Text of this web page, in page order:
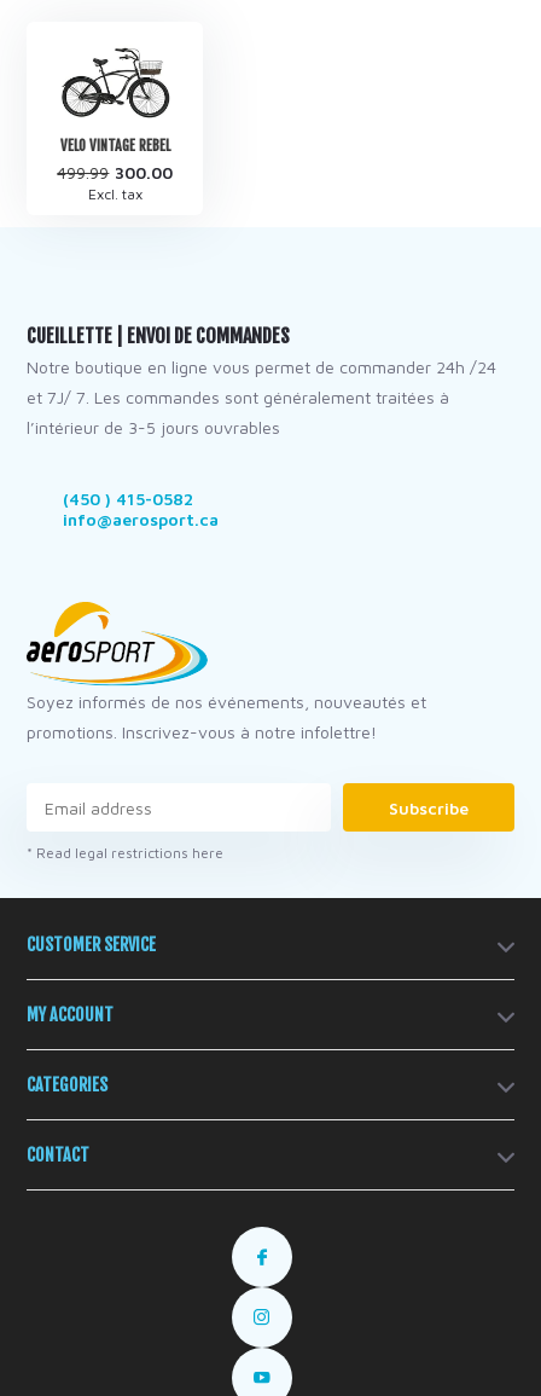
VELO VINTAGE REBEL
499.99 300.00
Excl. tax
CUEILLETTE | ENVOI DE COMMANDES
Notre boutique en ligne vous permet de commander 24h /24
et 7J/ 7. Les commandes sont généralement traitées à
l’intérieur de 3-5 jours ouvrables
(450 ) 415-0582
info@aerosport.ca
Soyez informés de nos événements, nouveautés et
promotions. Inscrivez-vous à notre infolettre!
Subscribe
* Read legal restrictions here
CUSTOMER SERVICE
MY ACCOUNT
CATEGORIES
CONTACT